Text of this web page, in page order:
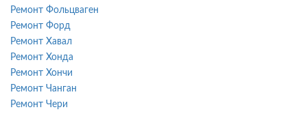
Ремонт Фольцваген
Ремонт Форд
Ремонт Хавал
Ремонт Хонда
Ремонт Хончи
Ремонт Чанган
Ремонт Чери